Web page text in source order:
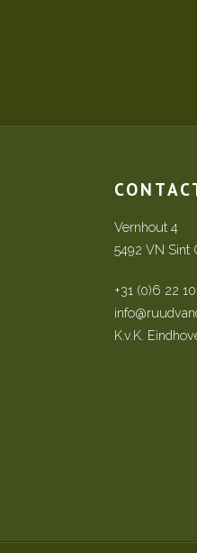
Vernhout 4
5492 VN Sint
+31 (0)6 22
K.v.K.